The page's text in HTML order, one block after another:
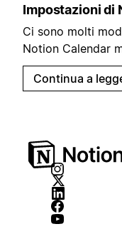
Impostazioni di
Ci sono molti
Notion Calendar
Continua a